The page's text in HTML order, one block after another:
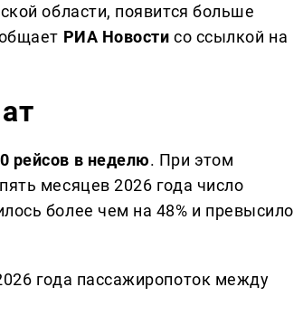
области, появится больше
РИА Новости со ссылкой на
рейсов в неделю. При этом
месяцев 2026 года число
более чем на 48% и превысило
года пассажиропоток между